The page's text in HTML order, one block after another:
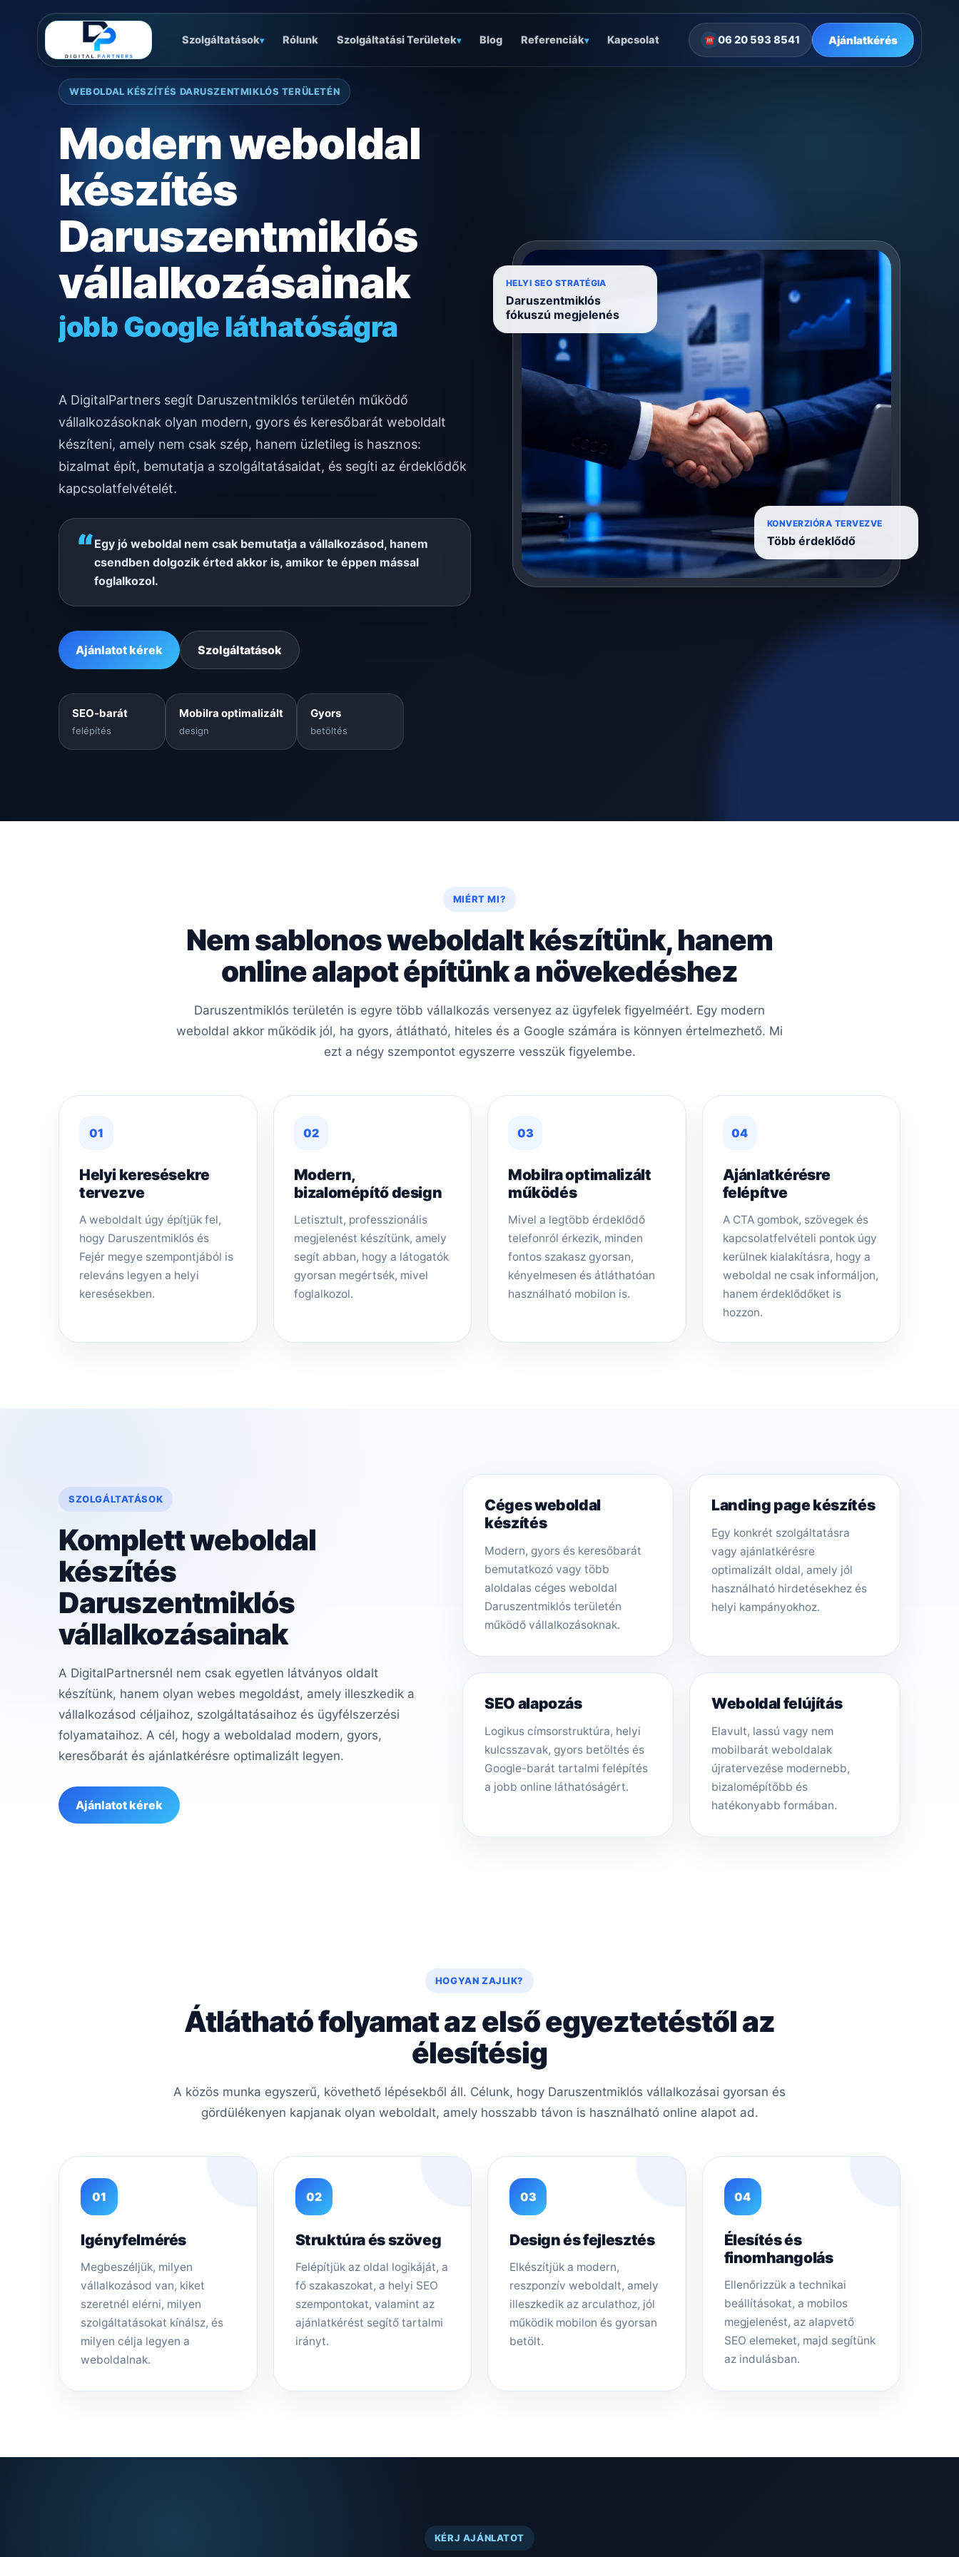
Szolgáltatások▾ Rólunk Szolgáltatási Területek▾ Blog Referenciák▾ Kapcsolat ☎ 06 20 593 8541 Ajánlatkérés
WEBOLDAL KÉSZÍTÉS DARUSZENTMIKLÓS TERÜLETÉN
Modern weboldal
készítés
Daruszentmiklós
vállalkozásainak
jobb Google láthatóságra
gyors mobilos működésre
A DigitalPartners segít Daruszentmiklós területén működő
vállalkozásoknak olyan modern, gyors és keresőbarát weboldalt
készíteni, amely nem csak szép, hanem üzletileg is hasznos:
bizalmat épít, bemutatja a szolgáltatásaidat, és segíti az érdeklődők
kapcsolatfelvételét.
“Egy jó weboldal nem csak bemutatja a vállalkozásod, hanem
csendben dolgozik érted akkor is, amikor te éppen mással
foglalkozol.
Ajánlatot kérek Szolgáltatások
SEO-barát
felépítés
Mobilra optimalizált
design
Gyors
betöltés
HELYI SEO STRATÉGIA
Daruszentmiklós
fókuszú megjelenés
KONVERZIÓRA TERVEZVE
Több érdeklődő
MIÉRT MI?
Nem sablonos weboldalt készítünk, hanem
online alapot építünk a növekedéshez
Daruszentmiklós területén is egyre több vállalkozás versenyez az ügyfelek figyelméért. Egy modern
weboldal akkor működik jól, ha gyors, átlátható, hiteles és a Google számára is könnyen értelmezhető. Mi
ezt a négy szempontot egyszerre vesszük figyelembe.
01
Helyi keresésekre
tervezve
A weboldalt úgy építjük fel,
hogy Daruszentmiklós és
Fejér megye szempontjából is
releváns legyen a helyi
keresésekben.
02
Modern,
bizalomépítő design
Letisztult, professzionális
megjelenést készítünk, amely
segít abban, hogy a látogatók
gyorsan megértsék, mivel
foglalkozol.
03
Mobilra optimalizált
működés
Mivel a legtöbb érdeklődő
telefonról érkezik, minden
fontos szakasz gyorsan,
kényelmesen és átláthatóan
használható mobilon is.
04
Ajánlatkérésre
felépítve
A CTA gombok, szövegek és
kapcsolatfelvételi pontok úgy
kerülnek kialakításra, hogy a
weboldal ne csak informáljon,
hanem érdeklődőket is
hozzon.
SZOLGÁLTATÁSOK
Komplett weboldal
készítés
Daruszentmiklós
vállalkozásainak
A DigitalPartnersnél nem csak egyetlen látványos oldalt
készítünk, hanem olyan webes megoldást, amely illeszkedik a
vállalkozásod céljaihoz, szolgáltatásaihoz és ügyfélszerzési
folyamataihoz. A cél, hogy a weboldalad modern, gyors,
keresőbarát és ajánlatkérésre optimalizált legyen.
Ajánlatot kérek
Céges weboldal
készítés
Modern, gyors és keresőbarát
bemutatkozó vagy több
aloldalas céges weboldal
Daruszentmiklós területén
működő vállalkozásoknak.
Landing page készítés
Egy konkrét szolgáltatásra
vagy ajánlatkérésre
optimalizált oldal, amely jól
használható hirdetésekhez és
helyi kampányokhoz.
SEO alapozás
Logikus címsorstruktúra, helyi
kulcsszavak, gyors betöltés és
Google-barát tartalmi felépítés
a jobb online láthatóságért.
Weboldal felújítás
Elavult, lassú vagy nem
mobilbarát weboldalak
újratervezése modernebb,
bizalomépítőbb és
hatékonyabb formában.
HOGYAN ZAJLIK?
Átlátható folyamat az első egyeztetéstől az
élesítésig
A közös munka egyszerű, követhető lépésekből áll. Célunk, hogy Daruszentmiklós vállalkozásai gyorsan és
gördülékenyen kapjanak olyan weboldalt, amely hosszabb távon is használható online alapot ad.
01
Igényfelmérés
Megbeszéljük, milyen
vállalkozásod van, kiket
szeretnél elérni, milyen
szolgáltatásokat kínálsz, és
milyen célja legyen a
weboldalnak.
02
Struktúra és szöveg
Felépítjük az oldal logikáját, a
fő szakaszokat, a helyi SEO
szempontokat, valamint az
ajánlatkérést segítő tartalmi
irányt.
03
Design és fejlesztés
Elkészítjük a modern,
reszponzív weboldalt, amely
illeszkedik az arculathoz, jól
működik mobilon és gyorsan
betölt.
04
Élesítés és
finomhangolás
Ellenőrizzük a technikai
beállításokat, a mobilos
megjelenést, az alapvető
SEO elemeket, majd segítünk
az indulásban.
KÉRJ AJÁNLATOT